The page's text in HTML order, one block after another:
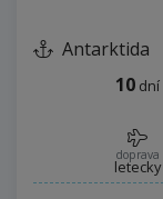
Antarktida
10dní
doprava
letecky